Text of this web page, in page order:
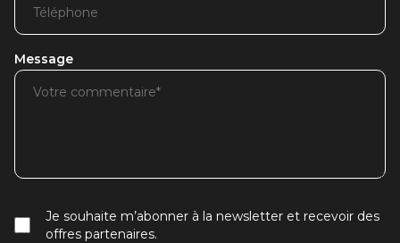
Message
Je souhaite m’abonner à la newsletter et recevoir des
offres partenaires.